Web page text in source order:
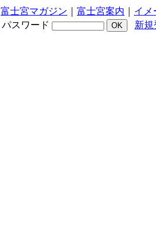
富士宮マガジン 富士宮案内
イメ
パスワード 新規